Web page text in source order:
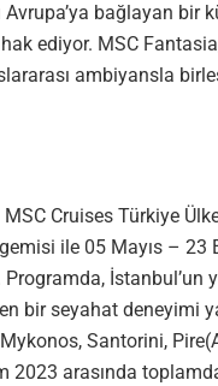
Avrupa’ya bağlayan
ediyor. MSC
ambiyansla
Cruises Türkiye
ile 05 Mayıs –
İstanbul’un
bir seyahat
Santorini,
arasında